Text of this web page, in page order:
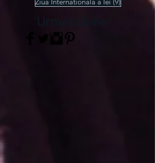
Salonul de Mobila Milano 2023
1
Urmează-ne